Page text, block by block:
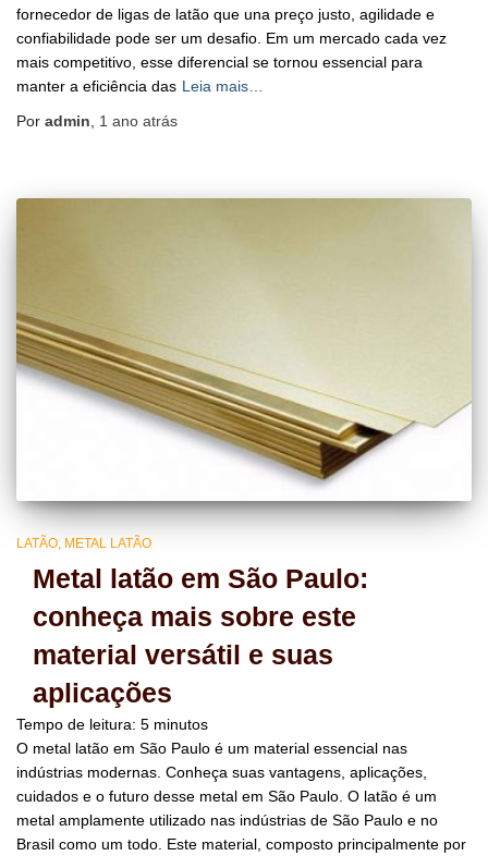
fornecedor de ligas de latão que una preço justo, agilidade e
confiabilidade pode ser um desafio. Em um mercado cada vez
mais competitivo, esse diferencial se tornou essencial para
manter a eficiência das Leia mais…
Por admin 1 ano atrás
LATÃO METAL LATÃO
Metal latão em São Paulo:
conheça mais sobre este
material versátil e suas
aplicações
Tempo de leitura: 5 minutos
O metal latão em São Paulo é um material essencial nas
indústrias modernas. Conheça suas vantagens, aplicações,
cuidados e o futuro desse metal em São Paulo. O latão é um
metal amplamente utilizado nas indústrias de São Paulo e no
Brasil como um todo. Este material, composto principalmente por